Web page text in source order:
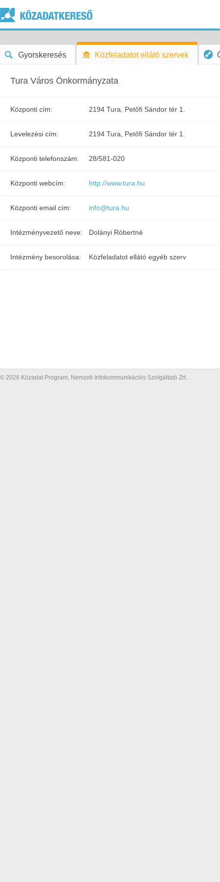
Gyorskeresés Közfeladatot ellátó szervek
Tura Város Önkormányzata
Központi cím: 2194 Tura, Petőfi Sándor tér 1.
Levelezési cím: 2194 Tura, Petőfi Sándor tér 1.
Központi telefonszám: 28/581-020
Központi webcím: http://www.tura.hu
Központi email cím: info@tura.hu
Intézményvezető neve: Dolányi Róbertné
Intézmény besorolása: Közfeladatot ellátó egyéb szerv
© 2026 Közadat Program, Nemzeti Infokommunikációs Szolgáltató Zrt.